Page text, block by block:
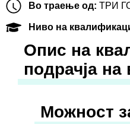
Во траење од: ТРИ
Ниво на
Oпис на
подрачја
Можност